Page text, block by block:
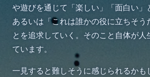
や遊びを通じて「楽しい」「面白い」
あるいは「これは誰かの役に立ちそう
とを追求していく。そのこと自体が人
ています。
一見すると難しそうに感じられるかも